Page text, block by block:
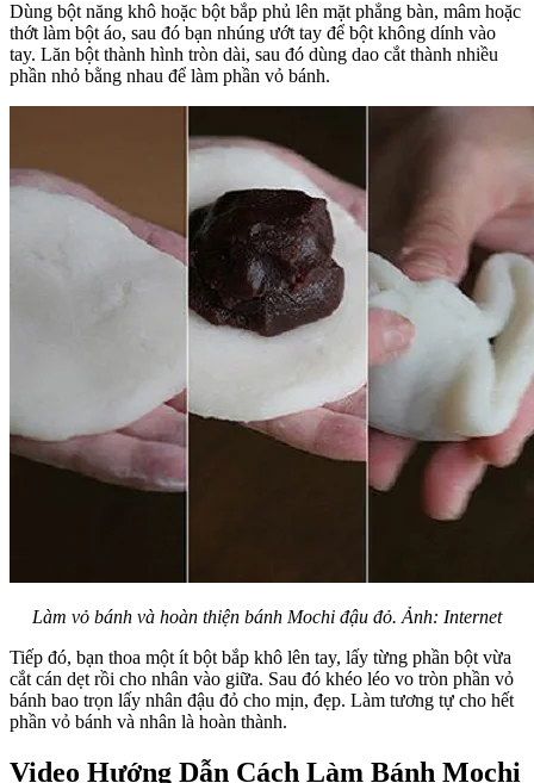
Dùng bột năng khô hoặc bột bắp phủ lên mặt phẳng bàn, mâm hoặc
thớt làm bột áo, sau đó bạn nhúng ướt tay để bột không dính vào
tay. Lăn bột thành hình tròn dài, sau đó dùng dao cắt thành nhiều
phần nhỏ bằng nhau để làm phần vỏ bánh.
Làm vỏ bánh và hoàn thiện bánh Mochi đậu đỏ. Ảnh: Internet
Tiếp đó, bạn thoa một ít bột bắp khô lên tay, lấy từng phần bột vừa
cắt cán dẹt rồi cho nhân vào giữa. Sau đó khéo léo vo tròn phần vỏ
bánh bao trọn lấy nhân đậu đỏ cho mịn, đẹp. Làm tương tự cho hết
phần vỏ bánh và nhân là hoàn thành.
Video Hướng Dẫn Cách Làm Bánh Mochi